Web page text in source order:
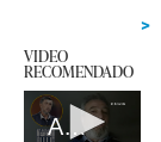
VIDEO
RECOMENDADO
Abogado de Cristian Diaz confirma contrato con Alianza Lima